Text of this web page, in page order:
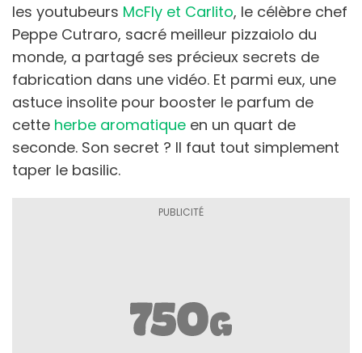
les youtubeurs McFly et Carlito, le célèbre chef
Peppe Cutraro, sacré meilleur pizzaiolo du
monde, a partagé ses précieux secrets de
fabrication dans une vidéo. Et parmi eux, une
astuce insolite pour booster le parfum de
cette herbe aromatique en un quart de
seconde. Son secret ? Il faut tout simplement
taper le basilic.